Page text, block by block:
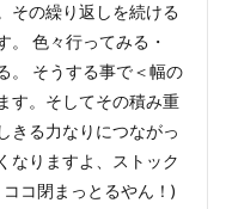
その繰り返しを続ける
。 色々行ってみる・
。 そうする事で＜幅の
す。そしてその積み重
きる力なりにつながっ
なりますよ、ストック
コ閉まっとるやん！)